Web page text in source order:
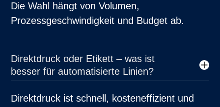
Die Wahl hängt von Volumen,
Prozessgeschwindigkeit und Budget ab.
Direktdruck oder Etikett – was ist
besser für automatisierte Linien?
Direktdruck ist schnell, kosteneffizient und